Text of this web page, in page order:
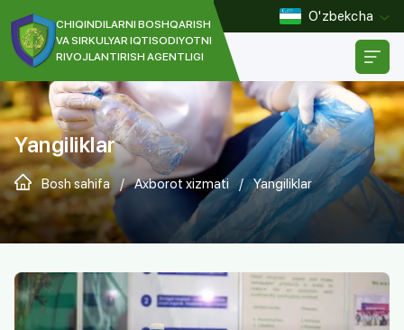
O'zbekcha
CHIQINDILARNI BOSHQARISH
VA SIRKULYAR IQTISODIYOTNI
RIVOJLANTIRISH AGENTLIGI
[]
Yangiliklar
Bosh sahifa / Axborot xizmati / Yangiliklar